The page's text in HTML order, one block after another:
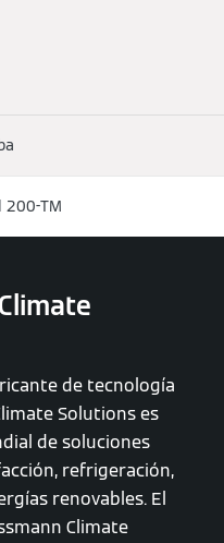
200-TM
de tecnología
Solutions es
de soluciones
refrigeración,
renovables. El
Climate